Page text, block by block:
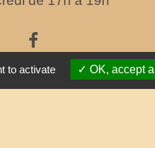
to activate OK, accept all